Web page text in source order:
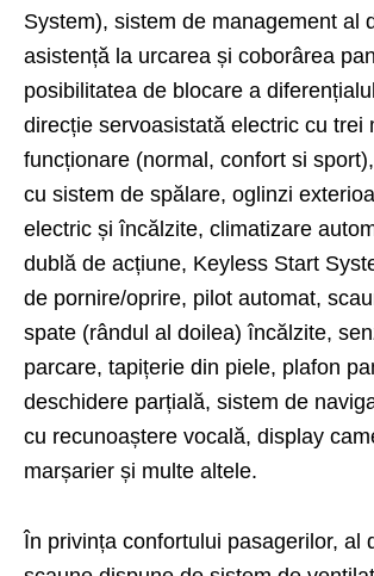
System), sistem de management al
asistență la urcarea și coborârea
posibilitatea de blocare a
direcție servoasistată electric cu trei
funcționare (normal, confort si
cu sistem de spălare, oglinzi
electric și încălzite, climatizare
dublă de acțiune, Keyless Start
de pornire/oprire, pilot automat,
spate (rândul al doilea) încălzite,
parcare, tapițerie din piele, plafon
deschidere parțială, sistem de
cu recunoaștere vocală, display
marșarier și multe altele.
În privința confortului pasagerilor, al